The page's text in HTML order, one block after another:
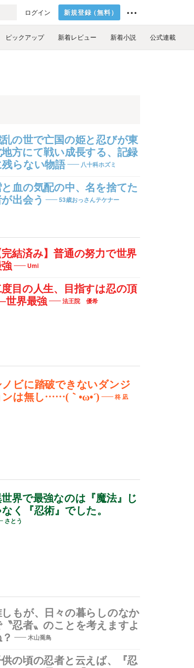
ログイン 新規登録（無料）
ピックアップ 新着レビュー 新着小説 公式連載
の世で亡国の姫と忍びが東
方にて戦い成長する、記録
残らない物語
八十科ホズミ
と血の気配の中、名を捨てた
出会う
53歳おっさんテケナー
完結済み】普通の努力で世界
Umi
目の人生、目指すは忍の頂
世界最強
法王院 優希
ノビに踏破できないダンジ
ンは無し……(｀•ω•´)
柊 凪
界で最強なのは『魔法』じ
なく『忍術』でした。
さとう
しもが、日々の暮らしのなか
〝忍者〟のことを考えますよ
木山喬鳥
の頃の忍者と云えば、『忍